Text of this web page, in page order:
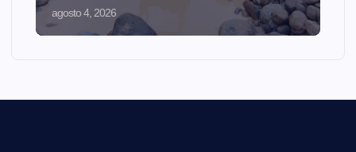
agosto 4, 2026